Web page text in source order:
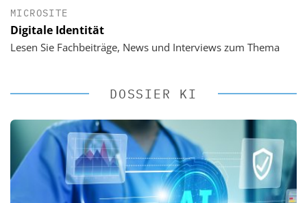
MICROSITE
Digitale Identität
Lesen Sie Fachbeiträge, News und Interviews zum Thema
DOSSIER KI